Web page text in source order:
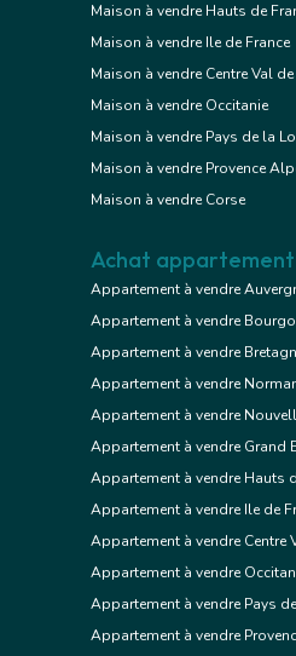
Maison à vendre Hauts de
Maison à vendre Ile de France
Maison à vendre Centre Val
Maison à vendre Occitanie
Maison à vendre Pays de la
Maison à vendre Provence
Maison à vendre Corse
Achat appartement
Appartement à vendre
Appartement à vendre
Appartement à vendre
Appartement à vendre
Appartement à vendre
Appartement à vendre Grand
Appartement à vendre Hauts
Appartement à vendre Ile de
Appartement à vendre Centre
Appartement à vendre
Appartement à vendre Pays
Appartement à vendre